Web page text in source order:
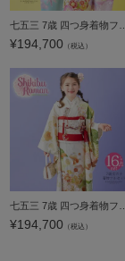
¥194,700 （税込）
¥194,700 （税込）